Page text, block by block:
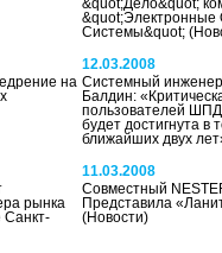
Системы&quot;
на
12.03.2008
Системный
Балдин:
пользователей ШПД
будет достигнута в
ближайших двух
рынка
Санкт-
11.03.2008
Совместный
Представила
(Новости)